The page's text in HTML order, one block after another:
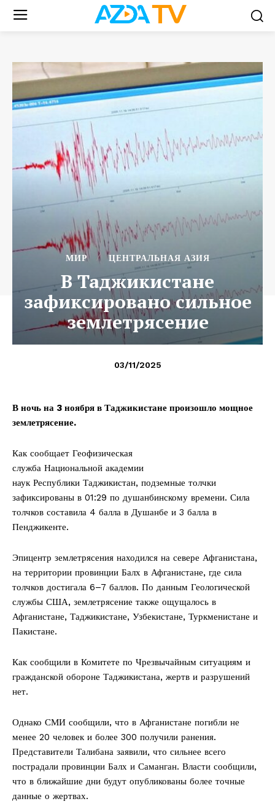
МИР ЦЕНТРАЛЬНАЯ АЗИЯ
В Таджикистане
зафиксировано сильное
землетрясение
03/11/2025
В ночь на 3 ноября в Таджикистане произошло мощное
землетрясение.
Как сообщает Геофизическая
служба Национальной академии
наук Республики Таджикистан, подземные толчки
зафиксированы в 01:29 по душанбинскому времени. Сила
толчков составила 4 балла в Душанбе и 3 балла в
Пенджикенте.
Эпицентр землетрясения находился на севере Афганистана,
на территории провинции Балх в Афганистане, где сила
толчков достигала 6–7 баллов. По данным Геологической
службы США, землетрясение также ощущалось в
Афганистане, Таджикистане, Узбекистане, Туркменистане и
Пакистане.
Как сообщили в Комитете по Чрезвычайным ситуациям и
гражданской обороне Таджикистана, жертв и разрушений
нет.
Однако СМИ сообщили, что в Афганистане погибли не
менее 20 человек и более 300 получили ранения.
Представители Талибана заявили, что сильнее всего
пострадали провинции Балх и Саманган. Власти сообщили,
что в ближайшие дни будут опубликованы более точные
данные о жертвах.